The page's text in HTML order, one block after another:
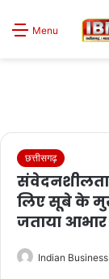
Menu
छत्तीसगढ़
लिए सूबे के
जताया
Indian